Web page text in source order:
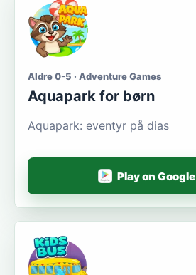
Aldre 0-5 · Adventure Games
Aquapark for børn
Aquapark: eventyr på dias
Play on